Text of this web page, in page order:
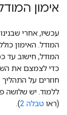
אימון
עכשיו, אחרי
המודל. האימון
המודל, חישוב עד
כדי לצמצם את
חוזרים על
ללמוד. יש שלושה
(ראו טבלה 2 ).